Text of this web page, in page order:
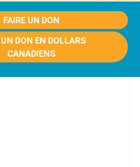
FAIRE UN DON
UN DON EN DOLLARS
CANADIENS